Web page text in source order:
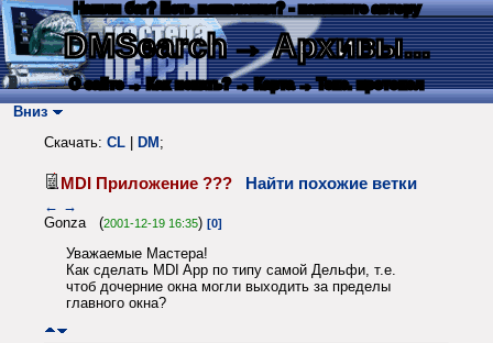
Нашли баг? Есть пожелания? - напишите автору
DMSearch→ Архивы...
О сайте → Как искать? → Карта → Текс. протокол
Вниз
Скачать: CL DM ;
MDI Приложение ??? Найти похожие ветки
← →
Gonza (2001-12-19 16:35) [0]
Уважаемые Мастера!
Как сделать MDI App по типу самой Дельфи, т.е.
чтоб дочерние окна могли выходить за пределы
главного окна?